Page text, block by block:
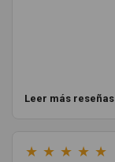
Leer más reseñas
★ ★ ★ ★ ★